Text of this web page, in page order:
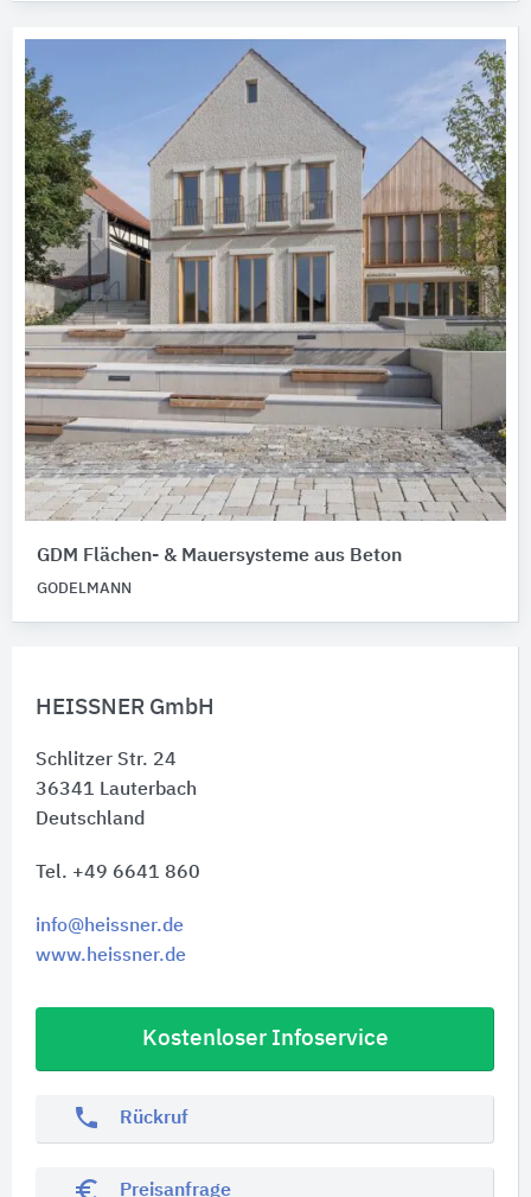
HEISSNER GmbH
Schlitzer Str. 24
36341 Lauterbach
Deutschland
Tel. +49 6641 860
info@heissner.de
www.heissner.de
Kostenloser Infoservice
phone Rückruf
euro_symbol Preisanfrage
GDM Flächen- & Mauersysteme aus Beton
GODELMANN